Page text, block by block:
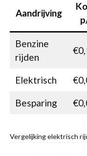
Aandrijving
Benzine
rijden
Elektrisch
Besparing
Vergelijking elektrisch